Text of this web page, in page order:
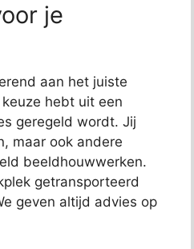
je
aan het juiste
hebt uit een
geregeld wordt. Jij
maar ook andere
beeldhouwwerken.
getransporteerd
geven altijd advies op